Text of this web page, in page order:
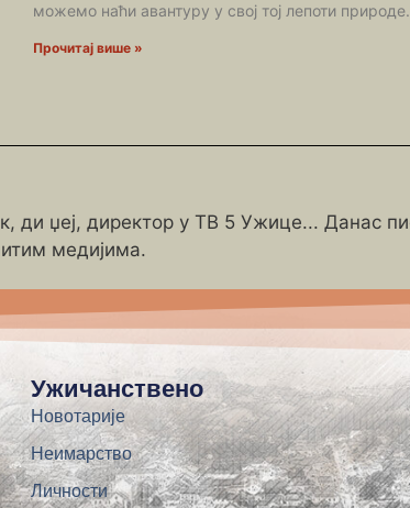
можемо наћи авантуру у свој тој лепоти природе.
Прочитај више »
ди џеј, директор у ТВ 5 Ужице... Данас
медијима.
Ужичанствено
Новотарије
Неимарство
Личности